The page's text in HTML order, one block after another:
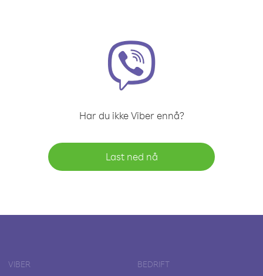
Har du ikke Viber ennå?
Last ned nå
VIBER BEDRIFT